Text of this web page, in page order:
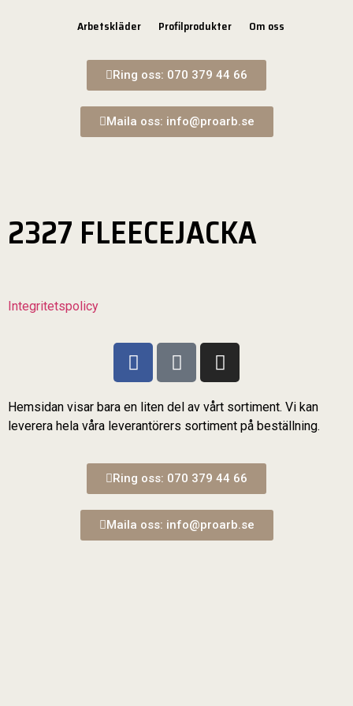
Arbetskläder Profilprodukter Om oss
Ring oss: 070 379 44 66
Maila oss: info@proarb.se
2327 FLEECEJACKA
Integritetspolicy
Hemsidan visar bara en liten del av vårt sortiment. Vi kan
leverera hela våra leverantörers sortiment på beställning.
Ring oss: 070 379 44 66
Maila oss: info@proarb.se